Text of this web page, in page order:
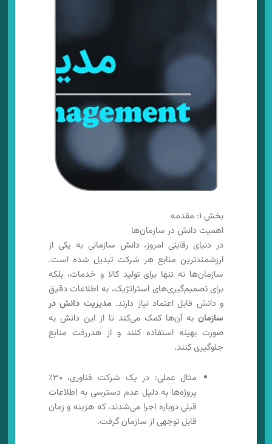
بخش ۱: مقدمه
اهمیت دانش در سازمان‌ها
در دنیای رقابتی امروز، دانش سازمانی به یکی از
ارزشمندترین منابع هر شرکت تبدیل شده است.
سازمان‌ها نه تنها برای تولید کالا و خدمات، بلکه
برای تصمیم‌گیری‌های استراتژیک، به اطلاعات دقیق
و دانش قابل اعتماد نیاز دارند.مدیریت دانش در
سازمانبه آن‌ها کمک می‌کند تا از این دانش به
صورت بهینه استفاده کنند و از هدررفت منابع
جلوگیری کنند.
مثال عملی: در یک شرکت فناوری، ۳۰٪
پروژه‌ها به دلیل عدم دسترسی به اطلاعات
قبلی دوباره اجرا می‌شدند، که هزینه و زمان
قابل توجهی از سازمان گرفت.